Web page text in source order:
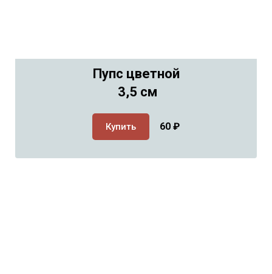
Пупс цветной
3,5 см
Купить 60 ₽